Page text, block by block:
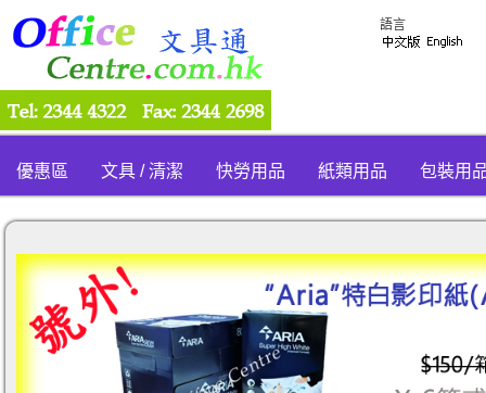
語言
優惠區 文具 / 清潔 快勞用品 紙類用品 包裝用